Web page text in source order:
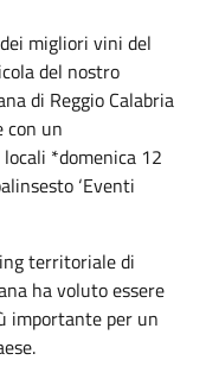
migliori vini del
del nostro
di Reggio Calabria
con un
*domenica 12
‘Eventi
territoriale di
ha voluto essere
importante per un